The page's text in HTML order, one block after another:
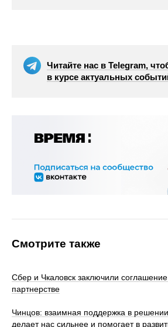
Читайте нас в Telegram,
в курсе актуальных
Смотрите также
Сбер и Чкаловск заключили соглашение
партнерстве
Чинцов: взаимная поддержка в
делает нас сильнее и помогает в